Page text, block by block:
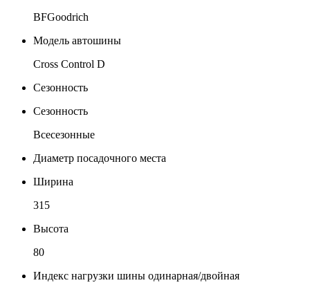
BFGoodrich
Модель автошины
Cross Control D
Сезонность
Сезонность
Всесезонные
Диаметр посадочного места
Ширина
315
Высота
80
Индекс нагрузки шины одинарная/двойная